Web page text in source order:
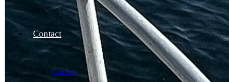
Contact
Contact